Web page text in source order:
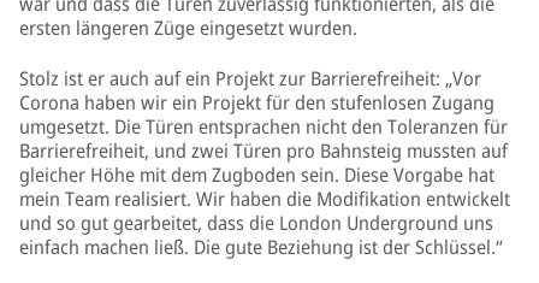
ersten längeren Züge eingesetzt wurden.
Stolz ist er auch auf ein Projekt zur Barrierefreiheit: „Vor
Corona haben wir ein Projekt für den stufenlosen Zugang
umgesetzt. Die Türen entsprachen nicht den Toleranzen für
Barrierefreiheit, und zwei Türen pro Bahnsteig mussten auf
gleicher Höhe mit dem Zugboden sein. Diese Vorgabe hat
mein Team realisiert. Wir haben die Modifikation entwickelt
und so gut gearbeitet, dass die London Underground uns
einfach machen ließ. Die gute Beziehung ist der Schlüssel.“